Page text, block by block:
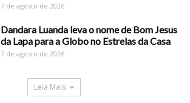
7 de agosto de 2026
Dandara Luanda leva o nome de Bom Jesus
da Lapa para a Globo no Estrelas da Casa
7 de agosto de 2026
Leia Mais